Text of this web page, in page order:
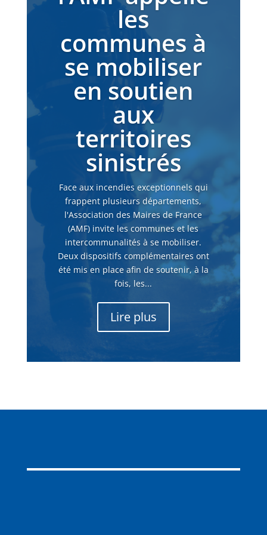
les
communes à
se mobiliser
en soutien
aux
territoires
sinistrés
Face aux incendies exceptionnels qui
frappent plusieurs départements,
l'Association des Maires de France
(AMF) invite les communes et les
intercommunalités à se mobiliser.
Deux dispositifs complémentaires ont
été mis en place afin de soutenir, à la
fois, les...
Lire plus